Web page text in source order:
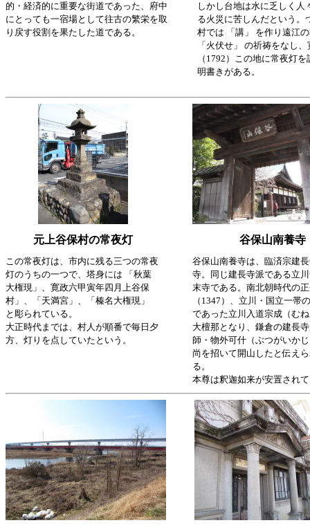
的・経済的に重要な街道であった、府中
にとっても一宿場として往古の繁栄を取
り戻す役割を果たした道である。
しかし台地は水に乏しく人
る火災に苦しんだという。
村では 「講」 を作り遠江
「火伏せ」 の祈祷をなし
（1792）この地に常夜灯
明書きがある。
元上谷保村の常夜灯 谷保山南養寺
この常夜灯は、市内に残る三つの常夜
灯のうちの一つで、塔身には 「秋葉
大権現」、寛政六甲寅年四月上谷保
村」、「天満宮」、「榛名大権現」
と彫られている。
大正時代までは、村人が順番で毎日夕
方、灯りを点していたという。
谷保山南養寺は、臨済宗建
寺。同じ建長寺派である立
末寺である。南北朝時代の
（1347）、立川・国立一帯
であった立川入道宗成（む
大檀那となり、鎌倉の建長
師・物外可什（ぶつがいか
尚を招いて開山したと伝え
る。
本尊は釈迦如来が安置され